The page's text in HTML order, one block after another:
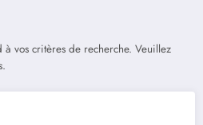
vos critères de recherche. Veuillez